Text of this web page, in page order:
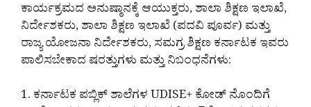
ಕಾರ್ಯಕ್ರಮದ ಅನುಷ್ಠಾನಕ್ಕೆ ಆಯುಕ್ತರು, ಶಾಲಾ ಶಿಕ್ಷಣ ಇಲಾಖೆ,
ನಿರ್ದೇಶಕರು, ಶಾಲಾ ಶಿಕ್ಷಣ ಇಲಾಖೆ (ಪದವಿ ಪೂರ್ವ) ಮತ್ತು
ರಾಜ್ಯ ಯೋಜನಾ ನಿರ್ದೇಶಕರು, ಸಮಗ್ರ ಶಿಕ್ಷಣ ಕರ್ನಾಟಕ ಇವರು
ಪಾಲಿಸಬೇಕಾದ ಷರತ್ತುಗಳು ಮತ್ತು ನಿಬಂಧನೆಗಳು:
1. ಕರ್ನಾಟಕ ಪಬ್ಲಿಕ್ ಶಾಲೆಗಳ UDISE+ ಕೋಡ್ ನೊಂದಿಗೆ